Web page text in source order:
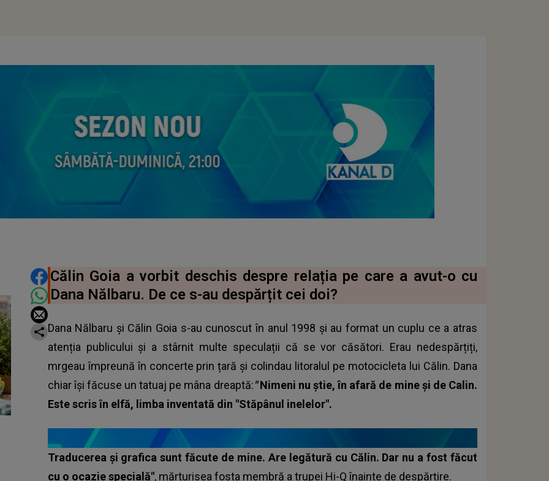
DISTRIBUIE ARTICOLUL
Călin Goia a vorbit deschis despre relația pe care a avut-o cu
Dana Nălbaru. De ce s-au despărțit cei doi?
Dana Nălbaru și Călin Goia s-au cunoscut în anul 1998 și au format un cuplu ce a atras
atenția publicului și a stârnit multe speculații că se vor căsători. Erau nedespărțiți,
mrgeau împreună în concerte prin țară și colindau litoralul pe motocicleta lui Călin. Dana
chiar își făcuse un tatuaj pe mâna dreaptă:"Nimeni nu știe, în afară de mine și de Calin.
Este scris în elfă, limba inventată din "Stăpânul inelelor".
Traducerea și grafica sunt făcute de mine. Are legătură cu Călin. Dar nu a fost făcut
cu o ocazie specială", mărturisea fosta membră a trupei Hi-Q înainte de despărțire.